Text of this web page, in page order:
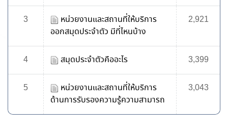
3
หน่วยงานและสถานที่ให้บริการ
ออกสมุดประจำตัว มีที่ไหนบ้าง
2,921
4 สมุดประจำตัวคืออะไร 3,399
5
หน่วยงานและสถานที่ให้บริการ
ด้านการรับรองความรู้ความสามารถ
3,043